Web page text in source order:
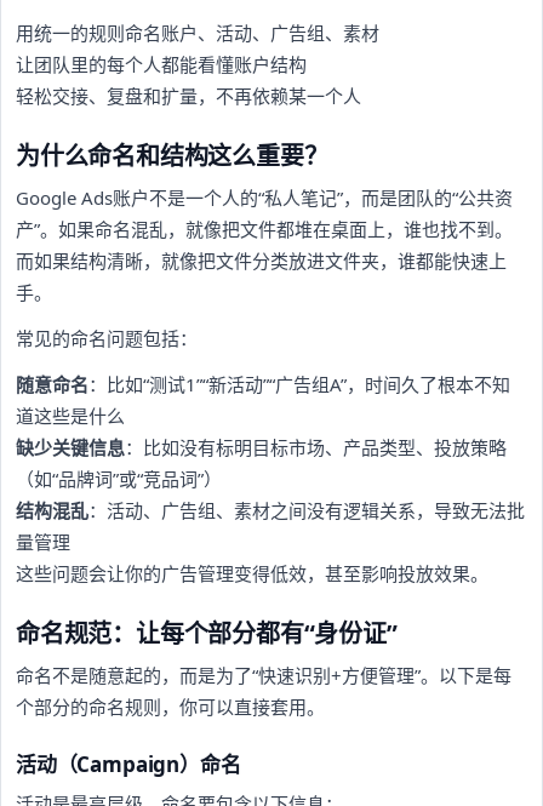
用统一的规则命名账户、活动、广告组、素材
让团队里的每个人都能看懂账户结构
轻松交接、复盘和扩量，不再依赖某一个人
为什么命名和结构这么重要？
Google Ads账户不是一个人的“私人笔记”，而是团队的“公共资
产”。如果命名混乱，就像把文件都堆在桌面上，谁也找不到。
而如果结构清晰，就像把文件分类放进文件夹，谁都能快速上
手。
常见的命名问题包括：
随意命名：比如“测试1”“新活动”“广告组A”，时间久了根本不知
道这些是什么
缺少关键信息：比如没有标明目标市场、产品类型、投放策略
（如“品牌词”或“竞品词”）
结构混乱：活动、广告组、素材之间没有逻辑关系，导致无法批
量管理
这些问题会让你的广告管理变得低效，甚至影响投放效果。
命名规范：让每个部分都有“身份证”
命名不是随意起的，而是为了“快速识别+方便管理”。以下是每
个部分的命名规则，你可以直接套用。
活动（Campaign）命名